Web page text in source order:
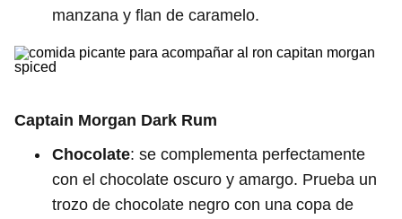
manzana y flan de caramelo.
Captain Morgan Dark Rum
Chocolate: se complementa perfectamente
con el chocolate oscuro y amargo. Prueba un
trozo de chocolate negro con una copa de